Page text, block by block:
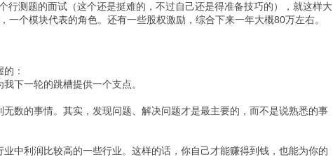
测题的面试（这个还是挺难的，不过自己还是得准备技巧的），就这样大
个模块代表的角色。还有一些股权激励，综合下来一年大概80万左右。
：
下一轮的跳槽提供一个支点。
数的事情。其实，发现问题、解决问题才是最主要的，而不是说熟悉的事
中利润比较高的一些行业。这样的话，你自己才能赚得到钱，也能为你的